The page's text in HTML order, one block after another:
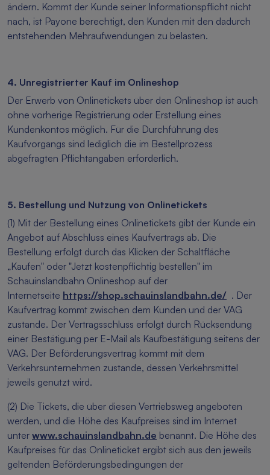
ändern. Kommt der Kunde seiner Informationspflicht nicht
nach, ist Payone berechtigt, den Kunden mit den dadurch
entstehenden Mehraufwendungen zu belasten.
4. Unregistrierter Kauf im Onlineshop
Der Erwerb von Onlinetickets über den Onlineshop ist auch
ohne vorherige Registrierung oder Erstellung eines
Kundenkontos möglich. Für die Durchführung des
Kaufvorgangs sind lediglich die im Bestellprozess
abgefragten Pflichtangaben erforderlich.
5. Bestellung und Nutzung von Onlinetickets
(1) Mit der Bestellung eines Onlinetickets gibt der Kunde ein
Angebot auf Abschluss eines Kaufvertrags ab. Die
Bestellung erfolgt durch das Klicken der Schaltfläche
„Kaufen" oder "Jetzt kostenpflichtig bestellen" im
Schauinslandbahn Onlineshop auf der
Internetseite https://shop.schauinslandbahn.de/ . Der
Kaufvertrag kommt zwischen dem Kunden und der VAG
zustande. Der Vertragsschluss erfolgt durch Rücksendung
einer Bestätigung per E-Mail als Kaufbestätigung seitens der
VAG. Der Beförderungsvertrag kommt mit dem
Verkehrsunternehmen zustande, dessen Verkehrsmittel
jeweils genutzt wird.
(2) Die Tickets, die über diesen Vertriebsweg angeboten
werden, und die Höhe des Kaufpreises sind im Internet
unter www.schauinslandbahn.de benannt. Die Höhe des
Kaufpreises für das Onlineticket ergibt sich aus den jeweils
geltenden Beförderungsbedingungen der